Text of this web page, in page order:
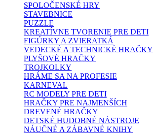
SPOLOČENSKÉ HRY
STAVEBNICE
PUZZLE
KREATÍVNE TVORENIE PRE DETI
FIGÚRKY A ZVIERATKÁ
VEDECKÉ A TECHNICKÉ HRAČKY
PLYŠOVÉ HRAČKY
TROJKOLKY
HRÁME SA NA PROFESIE
KARNEVAL
RC MODELY PRE DETI
HRAČKY PRE NAJMENŠÍCH
DREVENÉ HRAČKY
DETSKÉ HUDOBNÉ NÁSTROJE
NÁUČNÉ A ZÁBAVNÉ KNIHY